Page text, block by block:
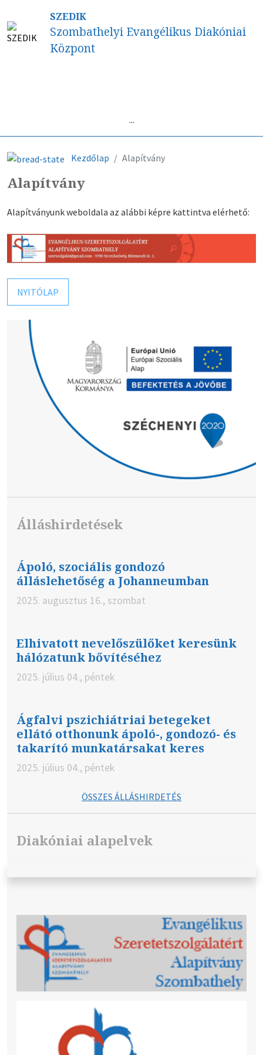
SZEDIK
Szombathelyi Evangélikus Diakóniai
Központ
...
Kezdőlap Alapítvány
Alapítvány
Alapítványunk weboldala az alábbi képre kattintva elérhető:
NYITÓLAP
Álláshirdetések
Ápoló, szociális gondozó
álláslehetőség a Johanneumban
2025. augusztus 16., szombat
Elhivatott nevelőszülőket keresünk
hálózatunk bővítéséhez
2025. július 04., péntek
Ágfalvi pszichiátriai betegeket
ellátó otthonunk ápoló-, gondozó- és
takarító munkatársakat keres
2025. július 04., péntek
ÖSSZES ÁLLÁSHIRDETÉS
Diakóniai alapelvek